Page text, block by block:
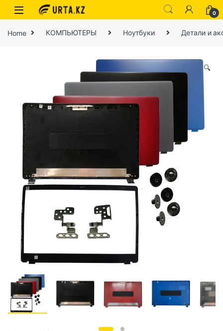
0
Home КОМПЬЮТЕРЫ Ноутбуки Детали и
🔍